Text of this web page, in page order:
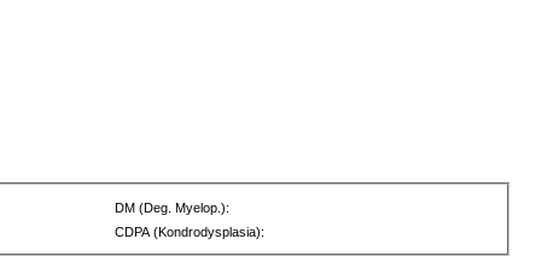
DM (Deg. Myelop.):
CDPA (Kondrodysplasia):